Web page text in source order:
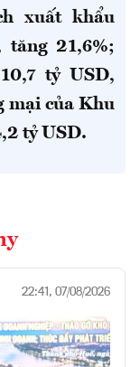
xuất khẩu
tăng 21,6%;
tỷ USD,
mại của Khu
tỷ USD.
22:41, 07/08/2026